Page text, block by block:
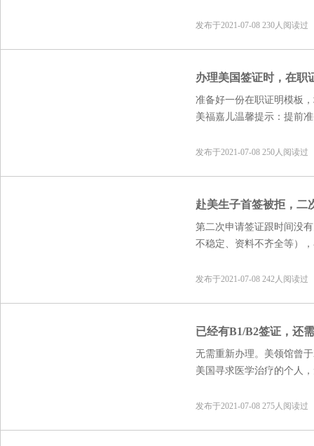
发布于2021-07-08 230人阅读过
办理美国签证时，在职
准备好一份在职证明模板
美福嘉儿温馨提示：提前
发布于2021-07-08 250人阅读过
赴美生子首签被拒，二
第二次申请签证跟时间没
不稳定、资料不齐全等）
美福嘉儿建议孕妈，合理
发布于2021-07-08 242人阅读过
已经有B1/B2签证，还
无需重新办理。美领馆曾
美国寻求医学治疗的个人
发布于2021-07-08 275人阅读过